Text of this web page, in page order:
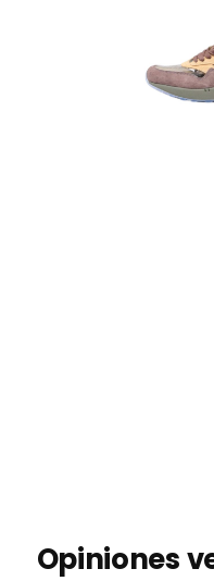
Opiniones